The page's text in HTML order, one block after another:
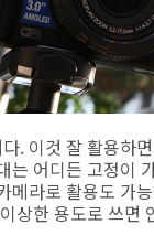
. 이것 잘 활용하
는 어디든 고정이
메라로 활용도 가
상한 용도로 쓰면